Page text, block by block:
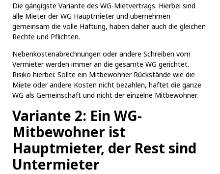
Die gängigste Variante des WG-Mietvertrags. Hierbei sind
alle Mieter der WG Hauptmieter und übernehmen
gemeinsam die volle Haftung, haben daher auch die gleichen
Rechte und Pflichten.
Nebenkostenabrechnungen oder andere Schreiben vom
Vermieter werden immer an die gesamte WG gerichtet.
Risiko hierbei: Sollte ein Mitbewohner Rückstände wie die
Miete oder andere Kosten nicht bezahlen, haftet die ganze
WG als Gemeinschaft und nicht der einzelne Mitbewohner.
Variante 2: Ein WG-
Mitbewohner ist
Hauptmieter, der Rest sind
Untermieter